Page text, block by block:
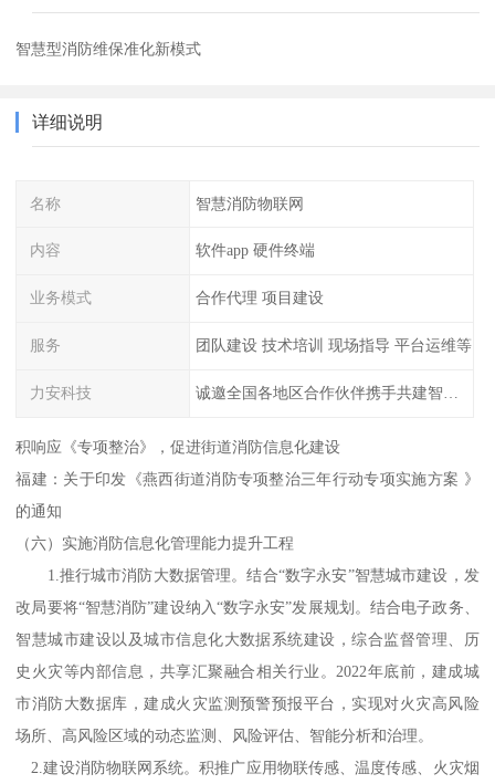
智慧型消防维保准化新模式
详细说明
名称 智慧消防物联网
内容 软件app 硬件终端
业务模式 合作代理 项目建设
服务 团队建设 技术培训 现场指导 平台运维等
力安科技
积响应《专项整治》，促进街道消防信息化建设
福建：关于印发《燕西街道消防专项整治三年行动专项实施方案 》
的通知
（六）实施消防信息化管理能力提升工程
1.推行城市消防大数据管理。结合“数字永安”智慧城市建设，发
改局要将“智慧消防”建设纳入“数字永安”发展规划。结合电子政务、
智慧城市建设以及城市信息化大数据系统建设，综合监督管理、历
史火灾等内部信息，共享汇聚融合相关行业。2022年底前，建成城
市消防大数据库，建成火灾监测预警预报平台，实现对火灾高风险
场所、高风险区域的动态监测、风险评估、智能分析和治理。
2.建设消防物联网系统。积推广应用物联传感、温度传感、火灾烟